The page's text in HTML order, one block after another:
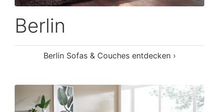
Berlin
Berlin Sofas & Couches entdecken ›